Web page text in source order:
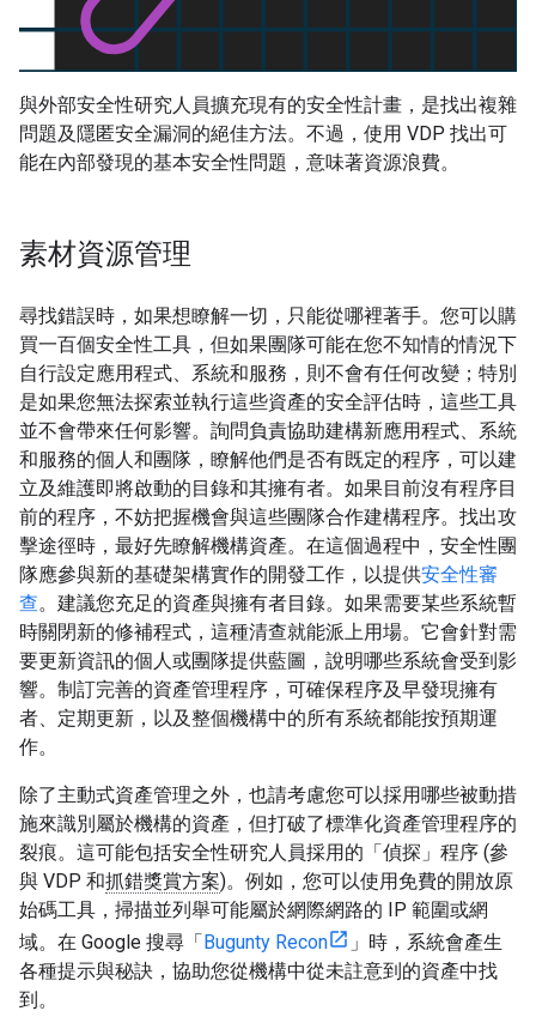
與外部安全性研究人員擴充現有的安全性計畫，是找出複雜
問題及隱匿安全漏洞的絕佳方法。不過，使用 VDP 找出可
能在內部發現的基本安全性問題，意味著資源浪費。
素材資源管理
尋找錯誤時，如果想瞭解一切，只能從哪裡著手。您可以購
買一百個安全性工具，但如果團隊可能在您不知情的情況下
自行設定應用程式、系統和服務，則不會有任何改變；特別
是如果您無法探索並執行這些資產的安全評估時，這些工具
並不會帶來任何影響。詢問負責協助建構新應用程式、系統
和服務的個人和團隊，瞭解他們是否有既定的程序，可以建
立及維護即將啟動的目錄和其擁有者。如果目前沒有程序目
前的程序，不妨把握機會與這些團隊合作建構程序。找出攻
擊途徑時，最好先瞭解機構資產。在這個過程中，安全性團
隊應參與新的基礎架構實作的開發工作，以提供安全性審
查。建議您充足的資產與擁有者目錄。如果需要某些系統暫
時關閉新的修補程式，這種清查就能派上用場。它會針對需
要更新資訊的個人或團隊提供藍圖，說明哪些系統會受到影
響。制訂完善的資產管理程序，可確保程序及早發現擁有
者、定期更新，以及整個機構中的所有系統都能按預期運
作。
除了主動式資產管理之外，也請考慮您可以採用哪些被動措
施來識別屬於機構的資產，但打破了標準化資產管理程序的
裂痕。這可能包括安全性研究人員採用的「偵探」程序 (參
與 VDP 和抓錯獎賞方案)。例如，您可以使用免費的開放原
始碼工具，掃描並列舉可能屬於網際網路的 IP 範圍或網
域。在 Google 搜尋「Bugunty Recon
」時，系統會產生
各種提示與秘訣，協助您從機構中從未註意到的資產中找
到。